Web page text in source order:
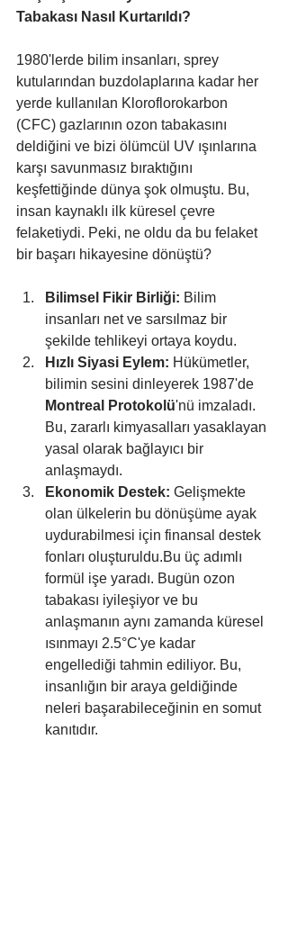
Tabakası Nasıl Kurtarıldı?
1980'lerde bilim insanları, sprey
kutularından buzdolaplarına kadar her
yerde kullanılan Kloroflorokarbon
(CFC) gazlarının ozon tabakasını
deldiğini ve bizi ölümcül UV ışınlarına
karşı savunmasız bıraktığını
keşfettiğinde dünya şok olmuştu. Bu,
insan kaynaklı ilk küresel çevre
felaketiydi. Peki, ne oldu da bu felaket
bir başarı hikayesine dönüştü?
Bilimsel Fikir Birliği: Bilim
insanları net ve sarsılmaz bir
şekilde tehlikeyi ortaya koydu.
Hızlı Siyasi Eylem: Hükümetler,
bilimin sesini dinleyerek 1987'de
Montreal Protokolü'nü imzaladı.
Bu, zararlı kimyasalları yasaklayan
yasal olarak bağlayıcı bir
anlaşmaydı.
Ekonomik Destek: Gelişmekte
olan ülkelerin bu dönüşüme ayak
uydurabilmesi için finansal destek
fonları oluşturuldu.Bu üç adımlı
formül işe yaradı. Bugün ozon
tabakası iyileşiyor ve bu
anlaşmanın aynı zamanda küresel
ısınmayı 2.5°C'ye kadar
engellediği tahmin ediliyor. Bu,
insanlığın bir araya geldiğinde
neleri başarabileceğinin en somut
kanıtıdır.